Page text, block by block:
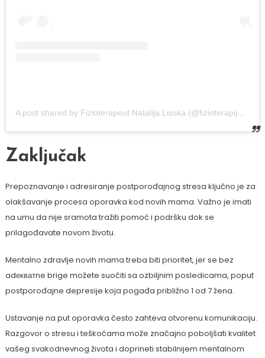
A post shared by Fizioterapeut Natalija Lisska (@fizioterapija.lisska)
Zaključak
Prepoznavanje i adresiranje postporođajnog stresa ključno je za
olakšavanje procesa oporavka kod novih mama. Važno je imati
na umu da nije sramota tražiti pomoć i podršku dok se
prilagođavate novom životu.
Mentalno zdravlje novih mama treba biti prioritet, jer se bez
adекватne brige možete suočiti sa ozbiljnim posledicama, poput
postporođajne depresije koja pogađa približno 1 od 7 žena.
Ustavanje na put oporavka često zahteva otvorenu komunikaciju.
Razgovor o stresu i teškoćama može značajno poboljšati kvalitet
vašeg svakodnevnog života i doprineti stabilnijem mentalnom